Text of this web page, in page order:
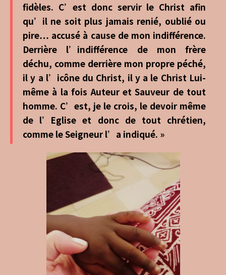
fidèles. C’est donc servir le Christ afin
qu’il ne soit plus jamais renié, oublié ou
pire… accusé à cause de mon indifférence.
Derrière l’indifférence de mon frère
déchu, comme derrière mon propre péché,
il y a l’icône du Christ, il y a le Christ Lui-
même à la fois Auteur et Sauveur de tout
homme. C’est, je le crois, le devoir même
de l’Eglise et donc de tout chrétien,
comme le Seigneur l’a indiqué. »